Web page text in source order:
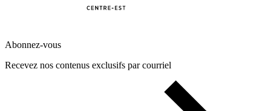
Abonnez-vous
Recevez nos contenus exclusifs par courriel